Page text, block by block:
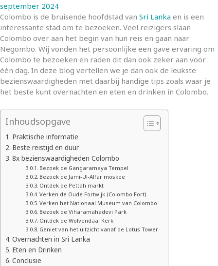
september 2024
Colombo is de bruisende hoofdstad van Sri Lanka en is een
interessante stad om te bezoeken. Veel reizigers slaan
Colombo over aan het begin van hun reis en gaan naar
Negombo. Wij vonden het persoonlijke een gave ervaring om
Colombo te bezoeken en raden dit dan ook zeker aan voor
één dag. In deze blog vertellen we je dan ook de leukste
bezienswaardigheden met daarbij handige tips zoals waar je
het beste kunt overnachten en eten en drinken in Colombo.
Inhoudsopgave
Praktische informatie
Beste reistijd en duur
8x bezienswaardigheden Colombo
Bezoek de Gangaramaya Tempel
Bezoek de Jami-Ul-Alfar moskee
Ontdek de Pettah markt
Verken de Oude Fortwijk (Colombo Fort)
Verken het Nationaal Museum van Colombo
Bezoek de Viharamahadevi Park
Ontdek de Wolvendaal Kerk
Geniet van het uitzicht vanaf de Lotus Tower
Overnachten in Sri Lanka
Eten en Drinken
Conclusie